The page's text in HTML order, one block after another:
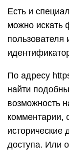
Есть и
можно искать
пользователя
По адресу
найти
возможность
комментарии,
исторические
доступа. Или